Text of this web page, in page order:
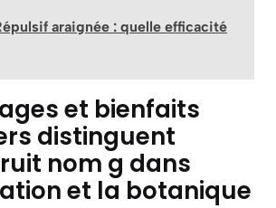
araignée : quelle efficacité
et bienfaits
distinguent
nom g dans
et la botanique